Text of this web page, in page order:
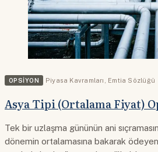
OPSIYON Piyasa Kavramları Emtia Sözlüğü
Asya Tipi (Ortalama Fiyat)
Tek bir uzlaşma gününün ani
dönemin ortalamasına bakarak